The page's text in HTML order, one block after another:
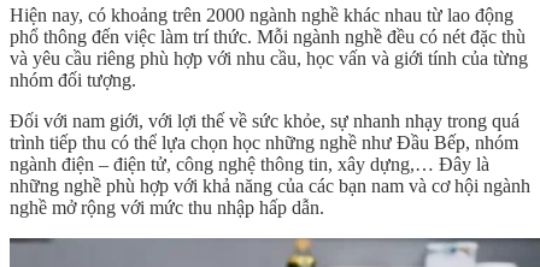
Hiện nay, có khoảng trên 2000 ngành nghề khác nhau từ lao động
phổ thông đến việc làm trí thức. Mỗi ngành nghề đều có nét đặc thù
và yêu cầu riêng phù hợp với nhu cầu, học vấn và giới tính của từng
nhóm đối tượng.
Đối với nam giới, với lợi thế về sức khỏe, sự nhanh nhạy trong quá
trình tiếp thu có thể lựa chọn học những nghề như Đầu Bếp, nhóm
ngành điện – điện tử, công nghệ thông tin, xây dựng,… Đây là
những nghề phù hợp với khả năng của các bạn nam và cơ hội ngành
nghề mở rộng với mức thu nhập hấp dẫn.